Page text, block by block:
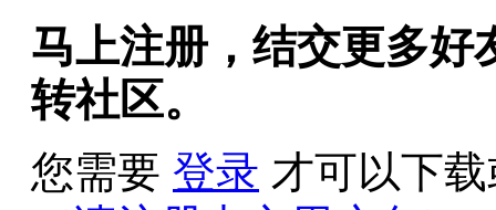
马上注册，结交更多好
转社区。
您需要 登录 才可以下